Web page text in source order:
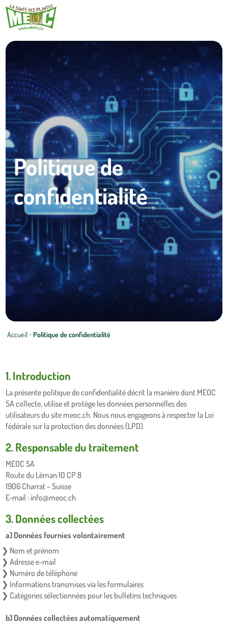
Politique de
confidentialité
Accueil · Politique de confidentialité
1. Introduction
La présente politique de confidentialité décrit la manière dont MEOC
SA collecte, utilise et protège les données personnelles des
utilisateurs du site meoc.ch. Nous nous engageons à respecter la Loi
fédérale sur la protection des données (LPD).
2. Responsable du traitement
MEOC SA
Route du Léman 10 CP 8
1906 Charrat – Suisse
E-mail : info@meoc.ch
3. Données collectées
a) Données fournies volontairement
Nom et prénom
Adresse e-mail
Numéro de téléphone
Informations transmises via les formulaires
Catégories sélectionnées pour les bulletins techniques
b) Données collectées automatiquement